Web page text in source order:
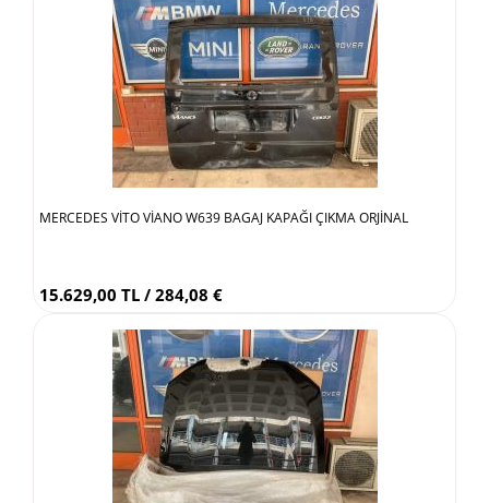
MERCEDES VİTO VİANO W639 BAGAJ KAPAĞI ÇIKMA ORJİNAL
15.629,00 TL / 284,08 €